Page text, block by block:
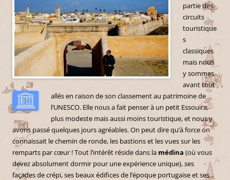
partie des
circuits
touristique
s
classiques
mais nous
y sommes
avant tout
allés en raison de son classement au patrimoine de
l’UNESCO. Elle nous a fait penser à un petit Essouira,
plus modeste mais aussi moins touristique, et nous y
avons passé quelques jours agréables. On peut dire qu’à force on
connaissait le chemin de ronde, les bastions et les vues sur les
remparts par cœur ! Tout l’intérêt réside dans la médina (où vous
devez absolument dormir pour une expérience unique), ses
façades de crépi, ses beaux édifices de l’époque portugaise et ses